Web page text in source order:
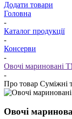
Додати товари
Головна
-
Каталог продукції
-
Консерви
-
Овочі мариновані
-
Про товар Суміжні
Овочі